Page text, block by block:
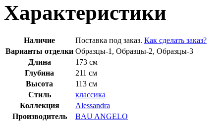
Характеристики
Наличие Поставка под заказ. Как сделать заказ?
Варианты отделки Образцы-1, Образцы-2, Образцы-3
Длина
173 см
Глубина
211 см
Высота
113 см
Стиль
классика
Коллекция
Alessandra
Производитель
BAU ANGELO